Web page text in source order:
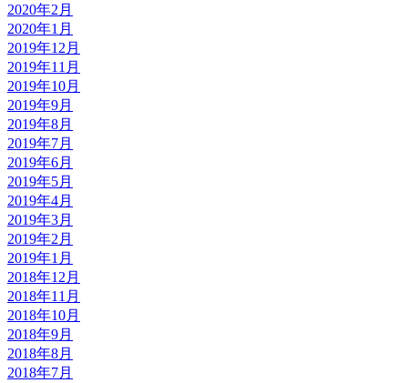
2020年2月
2020年1月
2019年12月
2019年11月
2019年10月
2019年9月
2019年8月
2019年7月
2019年6月
2019年5月
2019年4月
2019年3月
2019年2月
2019年1月
2018年12月
2018年11月
2018年10月
2018年9月
2018年8月
2018年7月